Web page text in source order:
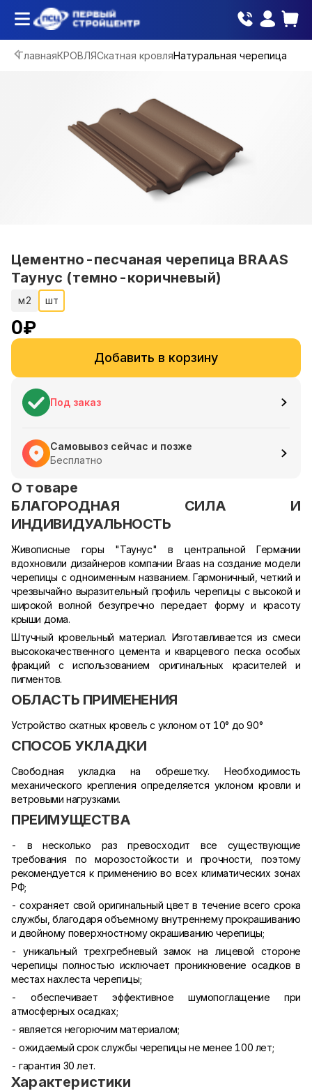
ГлавнаяКРОВЛЯСкатная кровляНатуральная черепица
Цементно-песчаная черепица BRAAS
Таунус (темно-коричневый)
м2 шт
0₽
Добавить в корзину
Под заказ
Самовывоз сейчас и позже
Бесплатно
О товаре
БЛАГОРОДНАЯ СИЛА И
ИНДИВИДУАЛЬНОСТЬ
Живописные горы "Таунус" в центральной Германии
вдохновили дизайнеров компании Braas на создание модели
черепицы с одноименным названием. Гармоничный, четкий и
чрезвычайно выразительный профиль черепицы с высокой и
широкой волной безупречно передает форму и красоту
крыши дома.
Штучный кровельный материал. Изготавливается из смеси
высококачественного цемента и кварцевого песка особых
фракций с использованием оригинальных красителей и
пигментов.
ОБЛАСТЬ ПРИМЕНЕНИЯ
Устройство скатных кровель с уклоном от 10° до 90°
СПОСОБ УКЛАДКИ
Свободная укладка на обрешетку. Необходимость
механического крепления определяется уклоном кровли и
ветровыми нагрузками.
ПРЕИМУЩЕСТВА
- в несколько раз превосходит все существующие
требования по морозостойкости и прочности, поэтому
рекомендуется к применению во всех климатических зонах
РФ;
- сохраняет свой оригинальный цвет в течение всего срока
службы, благодаря объемному внутреннему прокрашиванию
и двойному поверхностному окрашиванию черепицы;
- уникальный трехгребневый замок на лицевой стороне
черепицы полностью исключает проникновение осадков в
местах нахлеста черепицы;
- обеспечивает эффективное шумопоглащение при
атмосферных осадках;
- является негорючим материалом;
- ожидаемый срок службы черепицы не менее 100 лет;
- гарантия 30 лет.
Характеристики